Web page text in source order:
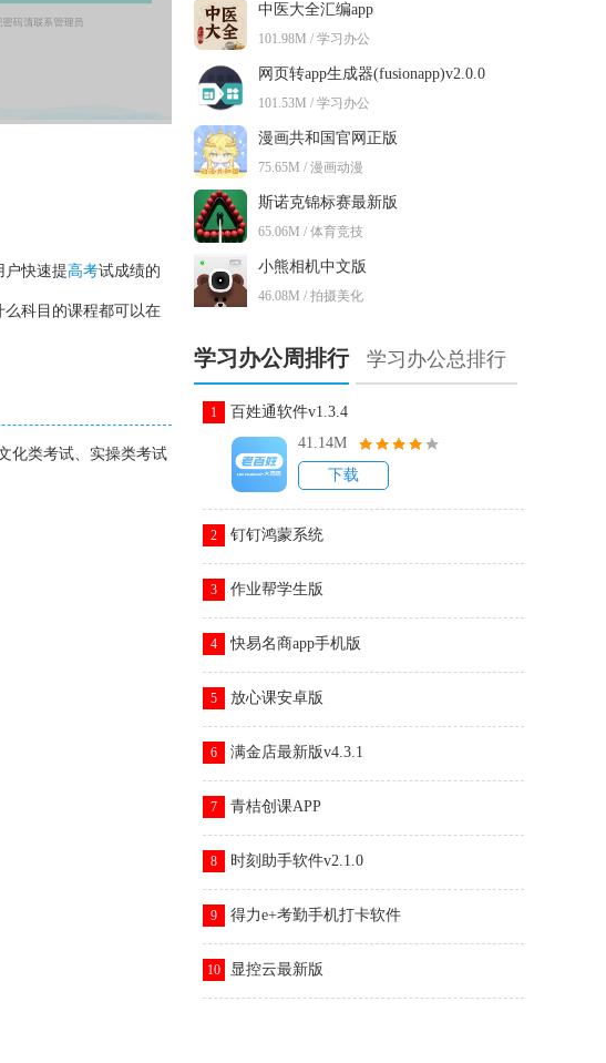
户快速提高考试成绩的
科目的课程都可以在
化类考试、实操类考试
中医大全汇编app
101.98M / 学习办公
网页转app生成器(fusionapp)v2.0.0
101.53M / 学习办公
漫画共和国官网正版
75.65M / 漫画动漫
斯诺克锦标赛最新版
65.06M / 体育竞技
小熊相机中文版
46.08M / 拍摄美化
学习办公周排行 学习办公总排行
1
百姓通软件v1.3.4
41.14M
下载
2 钉钉鸿蒙系统
3 作业帮学生版
4 快易名商app手机版
5 放心课安卓版
6 满金店最新版v4.3.1
7 青桔创课APP
8 时刻助手软件v2.1.0
9 得力e+考勤手机打卡软件
10 显控云最新版